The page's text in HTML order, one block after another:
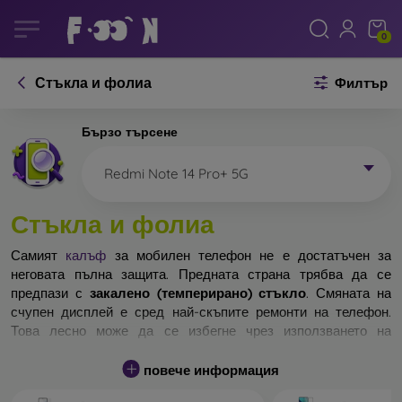
0
Стъкла и фолиа Филтър
Бързо търсене
Redmi Note 14 Pro+ 5G
Стъкла и фолиа
Самият калъф за мобилен телефон не е достатъчен за
неговата пълна защита. Предната страна трябва да се
предпази с закалено (темперирано) стъкло. Смяната на
счупен дисплей е сред най-скъпите ремонти на телефон.
Това лесно може да се избегне чрез използването на
Неразбиваемо стъкло за телефон не съществува, но при
повече информация